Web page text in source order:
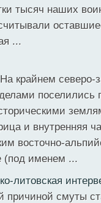
тысяч наших
...
крайнем северо-
поселились
и внутренняя
восточно-
(под именем ...
литовская
смуты